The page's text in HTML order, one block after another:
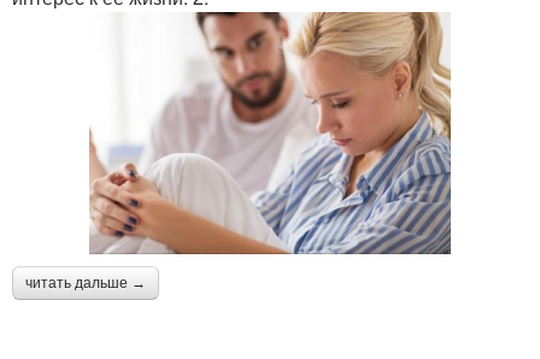
читать дальше →